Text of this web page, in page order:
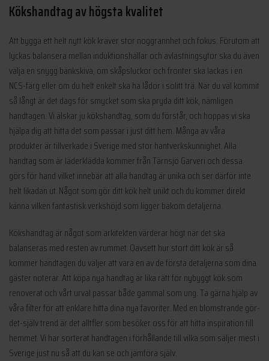
Kökshandtag av högsta kvalitet
Att bygga ett helt nytt kök kräver stor noggrannhet och fokus. Förutom att
lyckas balansera mellan induktionshällar och avlastningsytor ska du även
välja en snygg bänkskiva, om skåpsluckor och fronter ska lackas i en
NCS-färg eller om du helt enkelt ska ha lådor i solitt trä. När du väl kommit
så långt är det dags för smycket som ska pryda ditt kök, nämligen
handtagen. Vi älskar ju kökshandtag, som du förstår, och hoppas vi ska
hjälpa dig att hitta det som passar i just ditt hem. Många av våra
produkter är tillverkade i Sverige med stor hantverkskunnighet. Alla
handtag som är läderklädda kommer från Tärnsjö Garveri och dessa
görs för hand vilket innebär att alla handtag är unika och ser därför inte
helt likadan ut. Något som gör ditt kök helt unikt och du kommer direkt
känna vilken fantastisk verkshöjd som ligger bakom detaljerna.
Kökshandtag är något som arkitekten värderar högt när det ska
balanseras med resten av rummet. Oavsett hur stort ditt kök är så
kommer handtagen du väljer att vara en av de första detaljerna som dina
gäster noterar. Att köpa nya handtag är lika rätt för nybyggt kök som
renoverat och vårt urval passar både gammal som ung. Ta gärna hjälp av
våra filter för att enklare hitta dina nya favoriter. Med en blomstrande gör-
det-själv trend är det alltfler som besöker oss för att hitta inspiration till
hemmet. Vi har sorterat handtagen i förhållande till vilka som säljer mest i
Sverige just nu så att du kan se och jämföra själv.